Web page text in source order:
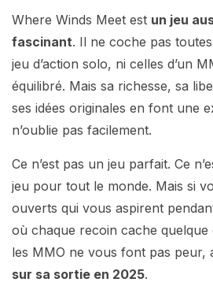
Where Winds Meet est un jeu
fascinant. Il ne coche pas
jeu d’action solo, ni celles d’un
équilibré. Mais sa richesse, sa
ses idées originales en font une
n’oublie pas facilement.
Ce n’est pas un jeu parfait. Ce
jeu pour tout le monde. Mais si
ouverts qui vous aspirent
où chaque recoin cache
les MMO ne vous font pas peur,
sur sa sortie en 2025.